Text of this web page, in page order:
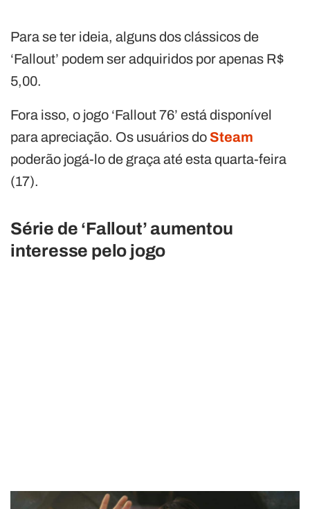
Para se ter ideia, alguns dos clássicos de
‘Fallout’ podem ser adquiridos por apenas R$
5,00.
Fora isso, o jogo ‘Fallout 76’ está disponível
para apreciação. Os usuários do Steam
poderão jogá-lo de graça até esta quarta-feira
(17).
Série de ‘Fallout’ aumentou
interesse pelo jogo